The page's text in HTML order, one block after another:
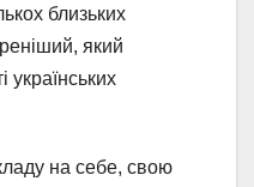
близьких
який
українських
на себе, свою